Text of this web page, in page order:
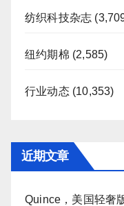
纺织科技杂志
纽约期棉 (2,585)
行业动态(10,353)
近期文章
Quince，美国轻奢